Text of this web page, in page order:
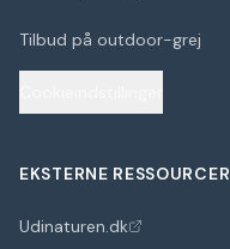
Tilbud på outdoor-grej
EKSTERNE RESSOURCER
Udinaturen.dk
(åbner i nyt faneblad)